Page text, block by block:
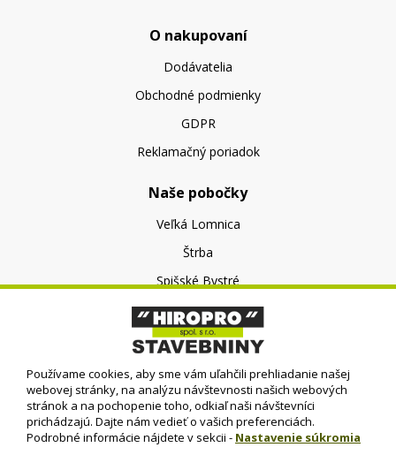
O nakupovaní
Dodávatelia
Obchodné podmienky
GDPR
Reklamačný poriadok
Naše pobočky
Veľká Lomnica
Štrba
Spišské Bystré
O nás
O spoločnosti
Kontakt
Používame cookies, aby sme vám uľahčili prehliadanie našej
webovej stránky, na analýzu návštevnosti našich webových
stránok a na pochopenie toho, odkiaľ naši návštevníci
prichádzajú. Dajte nám vedieť o vašich preferenciách.
Podrobné informácie nájdete v sekcii - Nastavenie súkromia